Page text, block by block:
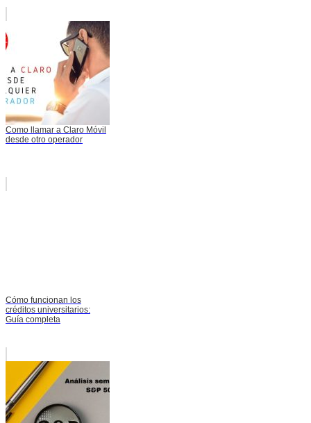
Como llamar a Claro Móvil
desde otro operador
Cómo funcionan los
créditos universitarios:
Guía completa